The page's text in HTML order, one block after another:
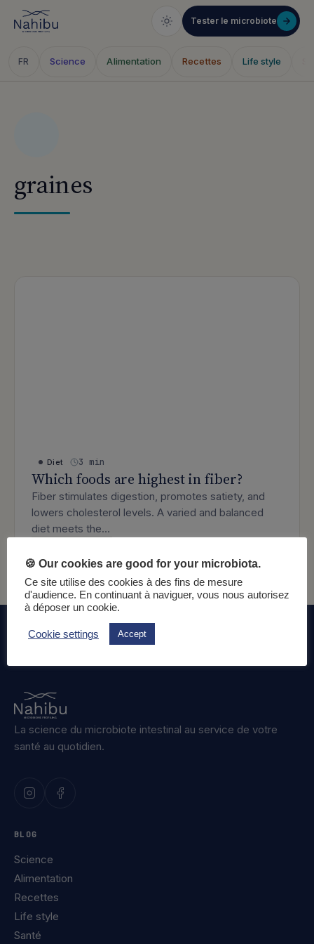
Tester le microbiote
FR Science Alimentation Recettes Life style
graines
Diet 3 min
Which foods are highest in fiber?
Fiber stimulates digestion, promotes satiety, and
lowers cholesterol levels. A varied and balanced
diet meets the…
La science du microbiote intestinal au service de votre
santé au quotidien.
BLOG
Science
Alimentation
Recettes
Life style
Santé
🍪 Our cookies are good for your microbiota.
Ce site utilise des cookies à des fins de mesure
d'audience. En continuant à naviguer, vous nous autorisez
à déposer un cookie.
Cookie settings Accept